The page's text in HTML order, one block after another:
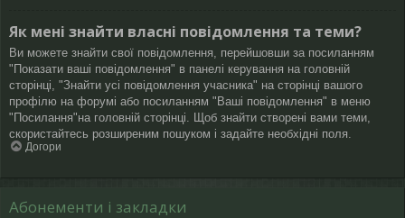
Як мені знайти власні повідомлення та теми?
Ви можете знайти свої повідомлення, перейшовши за посиланням
"Показати ваші повідомлення" в панелі керування на головній
сторінці, "Знайти усі повідомлення учасника" на сторінці вашого
профілю на форумі або посиланням "Ваші повідомлення" в меню
"Посилання"на головній сторінці. Щоб знайти створені вами теми,
скористайтесь розширеним пошуком і задайте необхідні поля.
Догори
Абонементи і закладки